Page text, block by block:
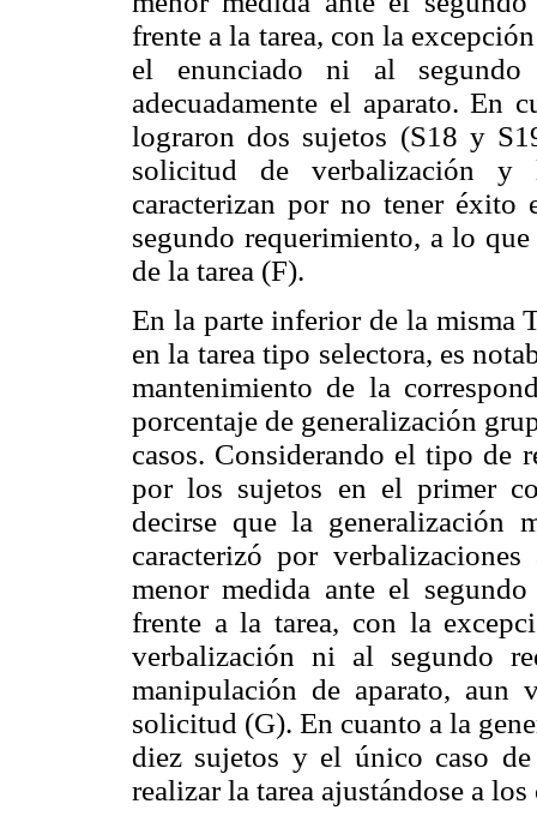
frente a la tarea, con la
el enunciado ni al segundo
adecuadamente el aparato. En
lograron dos sujetos (S18 y
solicitud de verbalización y
caracterizan por no tener
segundo requerimiento, a lo
de la tarea (F).
En la parte inferior de la misma
en la tarea tipo selectora, es
mantenimiento de la
porcentaje de generalización
casos. Considerando el tipo de
por los sujetos en el primer
decirse que la generalización
caracterizó por
menor medida ante el
frente a la tarea, con la
verbalización ni al segundo
manipulación de aparato, aun
solicitud (G). En cuanto a la
diez sujetos y el único caso
realizar la tarea ajustándose a